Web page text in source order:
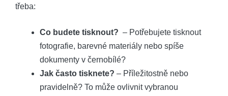
třeba:
Co budete‌ tisknout? ‍ – Potřebujete tisknout⁤
fotografie, ⁤barevné materiály nebo spíše
dokumenty v černobílé?
Jak často tisknete? – Příležitostně⁣ nebo
pravidelně? To může⁣ ovlivnit vybranou